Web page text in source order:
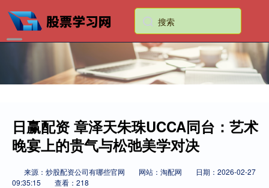
日赢配资 章泽天朱珠UCCA同台：艺术
晚宴上的贵气与松弛美学对决
来源：炒股配资公司有哪些官网 网站：淘配网
日期：2026-02-27
09:35:15
查看：218